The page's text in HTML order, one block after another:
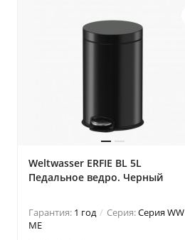
Weltwasser ERFIE BL 5L
Педальное ведро. Черный
Гарантия: 1 год Серия:Серия WW
ME